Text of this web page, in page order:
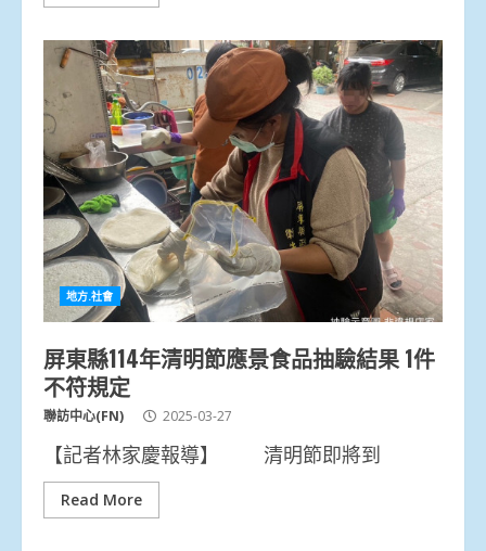
地方.社會
屏東縣114年清明節應景食品抽驗結果 1件
不符規定
聯訪中心(FN) 2025-03-27
【記者林家慶報導】 清明節即將到
Read More